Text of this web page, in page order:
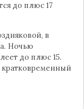
до плюс 17
в
Ночью
до плюс 15.
кратковременный